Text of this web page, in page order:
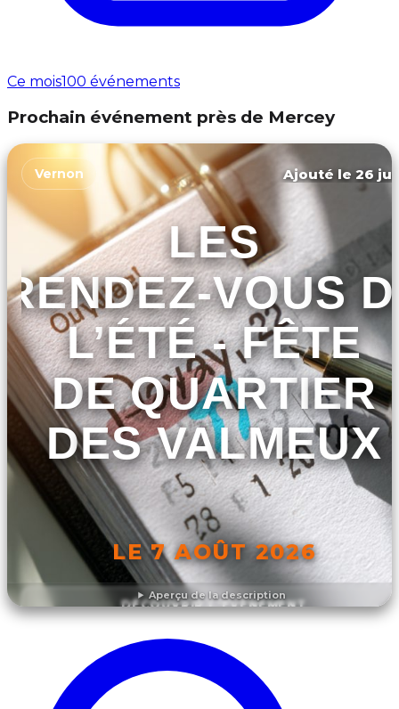
Ce mois100 événements
Prochain événement près de Mercey
Aperçu de la description
Vernon Ajouté le 26
LES
RENDEZ-VOUS
L’ÉTÉ - FÊTE
DE QUARTIER
DES VALMEUX
LE 7 AOÛT 2026
DÉCOUVRIR L'ÉVÉNEMENT